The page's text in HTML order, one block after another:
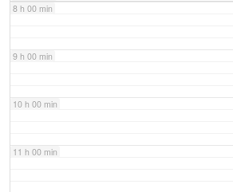
8 h 00 min
9 h 00 min
10 h 00 min
11 h 00 min